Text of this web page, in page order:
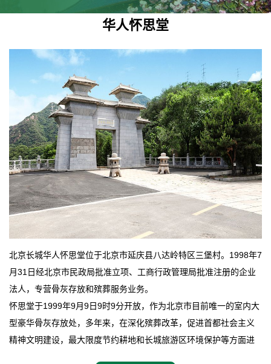
华人怀思堂
北京长城华人怀思堂位于北京市延庆县八达岭特区三堡村。1998年7
月31日经北京市民政局批准立项、工商行政管理局批准注册的企业
法人，专营骨灰存放和殡葬服务业务。
怀思堂于1999年9月9日9时9分开放，作为北京市目前唯一的室内大
型豪华骨灰存放处，多年来，在深化殡葬改革，促进首都社会主义
精神文明建设，最大限度节约耕地和长城旅游区环境保护等方面进